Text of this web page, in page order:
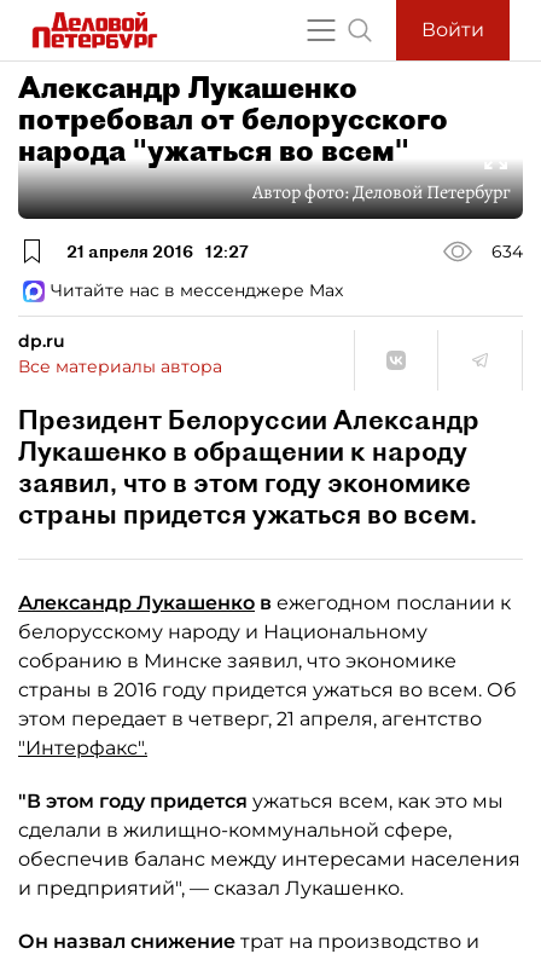
Войти
Александр Лукашенко
потребовал от белорусского
народа "ужаться во всем"
Автор фото:Деловой Петербург
21 апреля 2016 12:27
634
Читайте нас в мессенджере Max
dp.ru
Все материалы автора
Президент Белоруссии Александр
Лукашенко в обращении к народу
заявил, что в этом году экономике
страны придется ужаться во всем.
Александр Лукашенко в ежегодном послании к
белорусскому народу и Национальному
собранию в Минске заявил, что экономике
страны в 2016 году придется ужаться во всем. Об
этом передает в четверг, 21 апреля, агентство
"Интерфакс".
"В этом году придется ужаться всем, как это мы
сделали в жилищно-коммунальной сфере,
обеспечив баланс между интересами населения
и предприятий", — сказал Лукашенко.
Он назвал снижение трат на производство и